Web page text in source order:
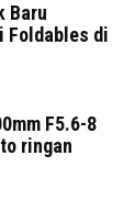
Baru
Foldables di
F5.6-8
ringan